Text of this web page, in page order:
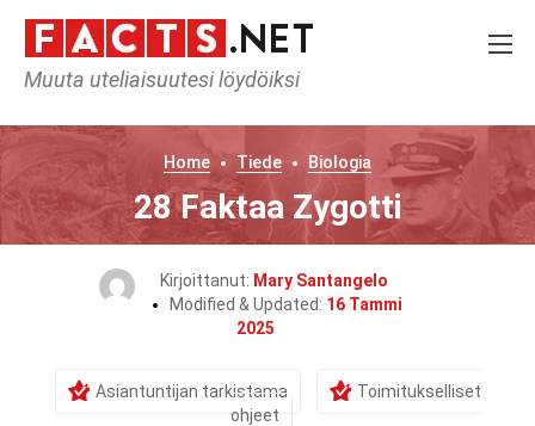
Muuta uteliaisuutesi löydöiksi
Home Tiede Biologia
28 Faktaa Zygotti
Kirjoittanut: Mary Santangelo
Modified & Updated: 16 Tammi
2025
Asiantuntijan tarkistama
Toimitukselliset
ohjeet